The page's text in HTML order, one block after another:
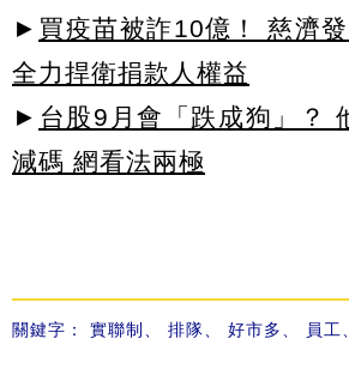
► 買疫苗被詐10億！ 慈濟
全力捍衛捐款人權益
► 台股9月會「跌成狗」？
減碼 網看法兩極
關鍵字： 實聯制 、 排隊、 好市多、 員工